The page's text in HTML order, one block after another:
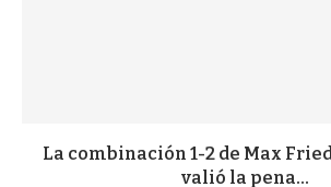
La combinación 1-2 de Max
valió la pena...